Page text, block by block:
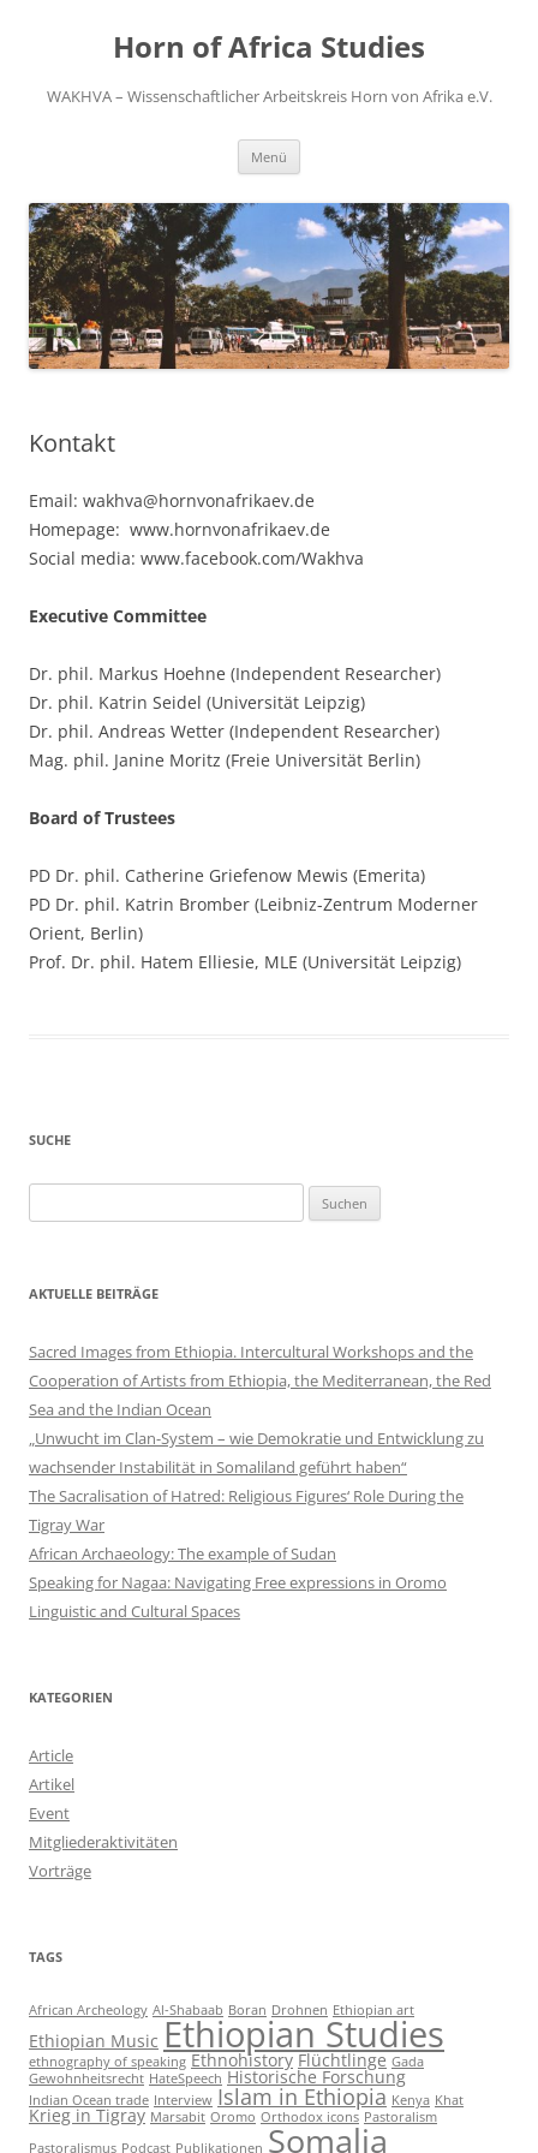
Horn of Africa Studies
WAKHVA – Wissenschaftlicher Arbeitskreis Horn von Afrika e.V.
Menü
Kontakt
Email: wakhva@hornvonafrikaev.de
Homepage: www.hornvonafrikaev.de
Social media: www.facebook.com/Wakhva
Executive Committee
Dr. phil. Markus Hoehne (Independent Researcher)
Dr. phil. Katrin Seidel (Universität Leipzig)
Dr. phil. Andreas Wetter (Independent Researcher)
Mag. phil. Janine Moritz (Freie Universität Berlin)
Board of Trustees
PD Dr. phil. Catherine Griefenow Mewis (Emerita)
PD Dr. phil. Katrin Bromber (Leibniz-Zentrum Moderner
Orient, Berlin)
Prof. Dr. phil. Hatem Elliesie, MLE (Universität Leipzig)
SUCHE
nach:
AKTUELLE BEITRÄGE
Sacred Images from Ethiopia. Intercultural Workshops and the
Cooperation of Artists from Ethiopia, the Mediterranean, the Red
Sea and the Indian Ocean
„Unwucht im Clan-System – wie Demokratie und Entwicklung zu
wachsender Instabilität in Somaliland geführt haben“
The Sacralisation of Hatred: Religious Figures‘ Role During the
Tigray War
African Archaeology: The example of Sudan
Speaking for Nagaa: Navigating Free expressions in Oromo
Linguistic and Cultural Spaces
KATEGORIEN
Article
Artikel
Event
Mitgliederaktivitäten
Vorträge
TAGS
African Archeology Al-Shabaab Boran Drohnen Ethiopian art
Ethiopian Music Ethiopian Studies
ethnography of speaking Ethnohistory Flüchtlinge Gada
Gewohnheitsrecht HateSpeech Historische Forschung
Indian Ocean trade Interview Islam in Ethiopia Kenya Khat
Krieg in Tigray Marsabit Oromo Orthodox icons Pastoralism
Pastoralismus Podcast Publikationen Somalia